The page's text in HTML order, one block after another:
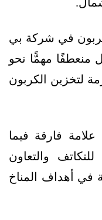
في شركة بي
منعطفًا مهمًّا نحو
لتخزين الكربون
فارقة فيما
والتعاون
في أهداف المناخ